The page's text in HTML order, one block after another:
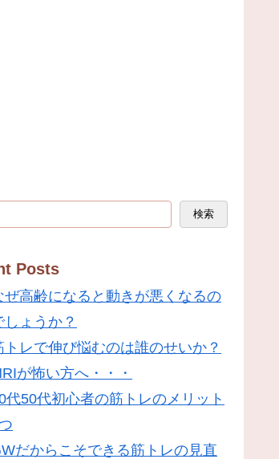
検索
Posts
ぜ高齢になると動きが悪くなるの
しょうか？
トレで伸び悩むのは誰のせいか？
が怖い方へ・・・
代50代初心者の筋トレのメリット
だからこそできる筋トレの見直